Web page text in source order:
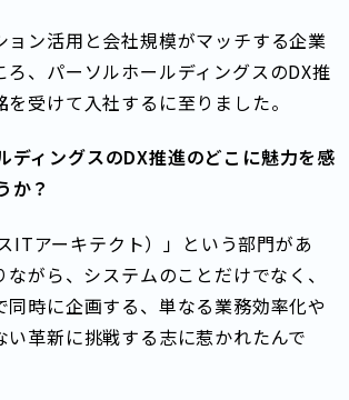
ョン活用と会社規模がマッチする企業
ろ、パーソルホールディングスのDX推
受けて入社するに至りました。
ディングスのDX推進のどこに魅力を感
か？
ITアーキテクト）」という部門があ
がら、システムのことだけでなく、
同時に企画する、単なる業務効率化や
い革新に挑戦する志に惹かれたんで